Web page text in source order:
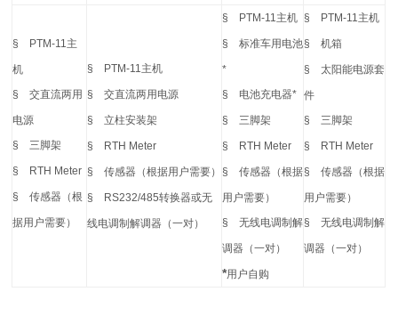
§ PTM-11主
机
§
交直流两用
电源
§
三脚架
§ RTH Meter
§ 传感器（根
据用户需要）
§ PTM-11主机
§ 交直流两用电源
§ 立柱安装架
§ RTH Meter
§ 传感器（根据用户需要）
§ RS232/485转换器或无
线电调制解调器（一对）
§ PTM-11主机
§ 标准车用电池
*
§
电池充电器*
§ 三脚架
§ RTH Meter
§ 传感器（根据
用户需要）
§
无线电调制解
调器（一对）
*用户自购
§ PTM-11主机
§ 机箱
§ 太阳能电源套
件
§
三脚架
§ RTH Meter
§ 传感器（根据
用户需要）
§
无线电调制解
调器（一对）